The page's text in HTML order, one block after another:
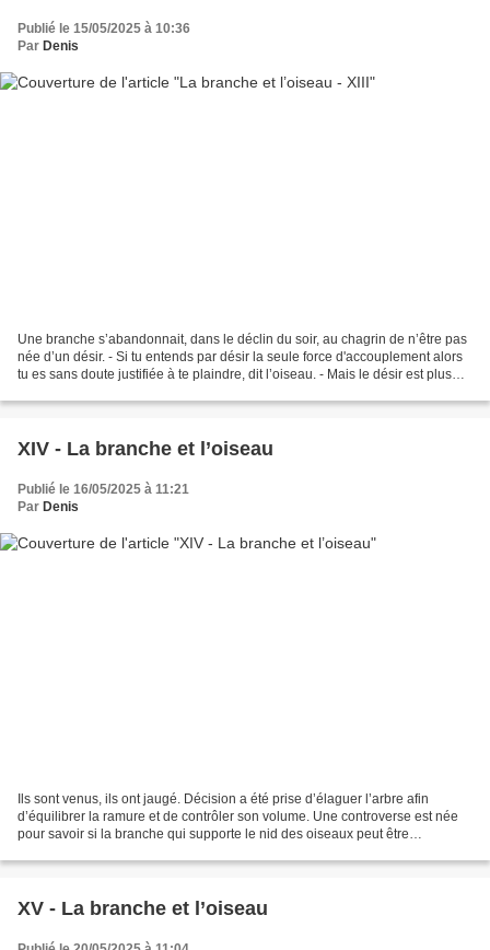
Publié le 15/05/2025 à 10:36
Par Denis
Une branche s’abandonnait, dans le déclin du soir, au chagrin de n’être pas
née d’un désir. - Si tu entends par désir la seule force d'accouplement alors
tu es sans doute justifiée à te plaindre, dit l’oiseau. - Mais le désir est plus
XIV - La branche et l’oiseau
Publié le 16/05/2025 à 11:21
Par Denis
Ils sont venus, ils ont jaugé. Décision a été prise d’élaguer l’arbre afin
d’équilibrer la ramure et de contrôler son volume. Une controverse est née
pour savoir si la branche qui supporte le nid des oiseaux peut être
XV - La branche et l’oiseau